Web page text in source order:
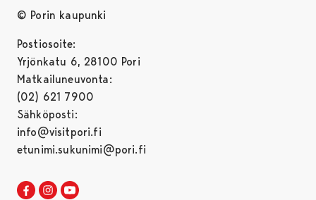
© Porin kaupunki
Postiosoite:
Yrjönkatu 6, 28100 Pori
Matkailuneuvonta:
(02) 621 7900
Sähköposti:
info@visitpori.fi
etunimi.sukunimi@pori.fi
Visit Pori Facebookissa
Avautuu uudessa välilehdessä
Visit Pori Instagrammissa
Avautuu uudessa välilehdessä